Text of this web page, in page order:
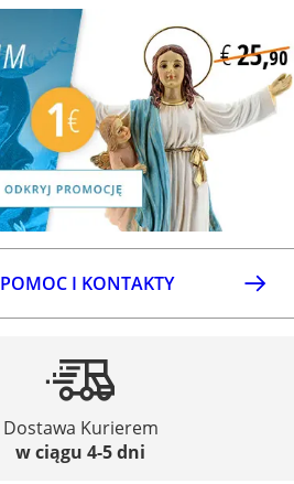
POMOC I KONTAKTY
Dostawa Kurierem
w ciągu 4-5 dni